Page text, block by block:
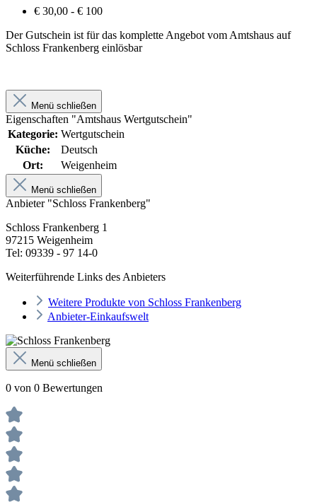
€ 30,00 - € 100
Der Gutschein ist für das komplette Angebot vom Amtshaus auf
Schloss Frankenberg einlösbar
Menü schließen
Eigenschaften "Amtshaus Wertgutschein"
Kategorie: Wertgutschein
Küche:
Deutsch
Ort:
Weigenheim
Menü schließen
Anbieter "Schloss Frankenberg"
Schloss Frankenberg 1
97215 Weigenheim
Tel: 09339 - 97 14-0
Weiterführende Links des Anbieters
Weitere Produkte von Schloss Frankenberg
Anbieter-Einkaufswelt
Menü schließen
0 von 0 Bewertungen